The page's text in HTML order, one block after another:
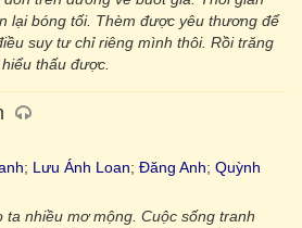
lại bóng tối. Thèm được yêu thương để
suy tư chỉ riêng mình thôi. Rồi trăng
thấu được.
; Lưu Ánh Loan; Đăng Anh; Quỳnh
ta nhiều mơ mộng. Cuộc sống tranh